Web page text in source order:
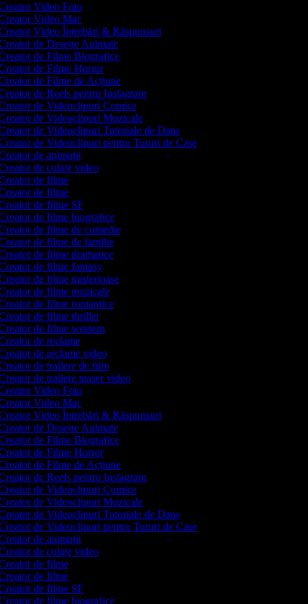
Video Foto
Video Mac
Video Întrebări & Răspunsuri
de Desene Animate
de Filme Biografice
de Filme Horror
de Filme de Acțiune
de Reels pentru Instagram
de Videoclipuri Comice
de Videoclipuri Muzicale
de Videoclipuri Tutoriale de Dans
de Videoclipuri pentru Tururi de Case
de animații
de colaje video
de filme
de filme
de filme SF
de filme biografice
de filme de comedie
de filme de familie
de filme dramatice
de filme fantasy
de filme misterioase
de filme muzicale
de filme romantice
de filme thriller
de filme western
de reclame
de reclame video
de trailere de film
de trailere teaser video
Video Foto
Video Mac
Video Întrebări & Răspunsuri
de Desene Animate
de Filme Biografice
de Filme Horror
de Filme de Acțiune
de Reels pentru Instagram
de Videoclipuri Comice
de Videoclipuri Muzicale
de Videoclipuri Tutoriale de Dans
de Videoclipuri pentru Tururi de Case
de animații
de colaje video
de filme
de filme
de filme SF
de filme biografice